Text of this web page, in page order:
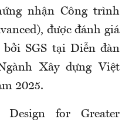
nhận Công trình
được đánh giá
SGS tại Diễn đàn
Xây dựng Việt
2025.
Design for Greater